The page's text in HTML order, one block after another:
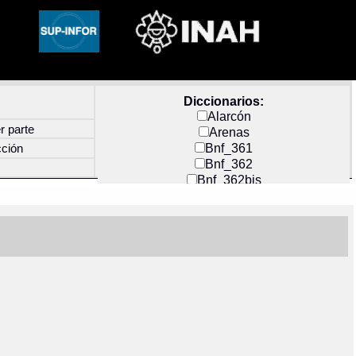
Diccionarios:
Alarcón
Arenas
Bnf_361
Bnf_362
Bnf_362bis
Docs_México
parte